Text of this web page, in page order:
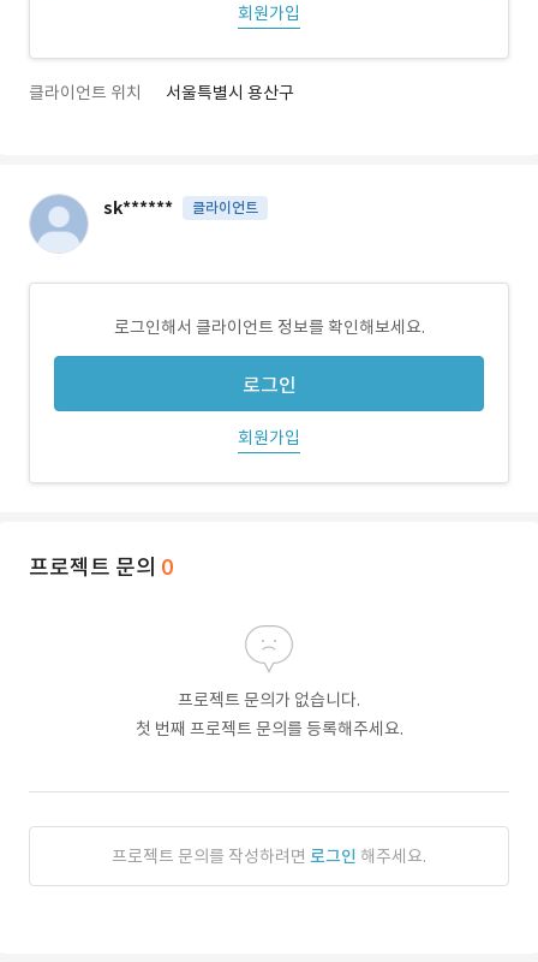
회원가입
클라이언트 위치 서울특별시 용산구
sk****** 클라이언트
로그인해서 클라이언트 정보를 확인해보세요.
로그인
회원가입
프로젝트 문의 0
프로젝트 문의가 없습니다.
첫 번째 프로젝트 문의를 등록해주세요.
프로젝트 문의를 작성하려면 로그인 해주세요.